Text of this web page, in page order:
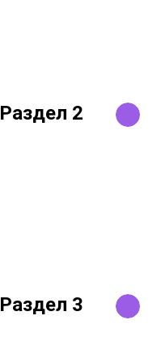
Раздел 2
Раздел 3